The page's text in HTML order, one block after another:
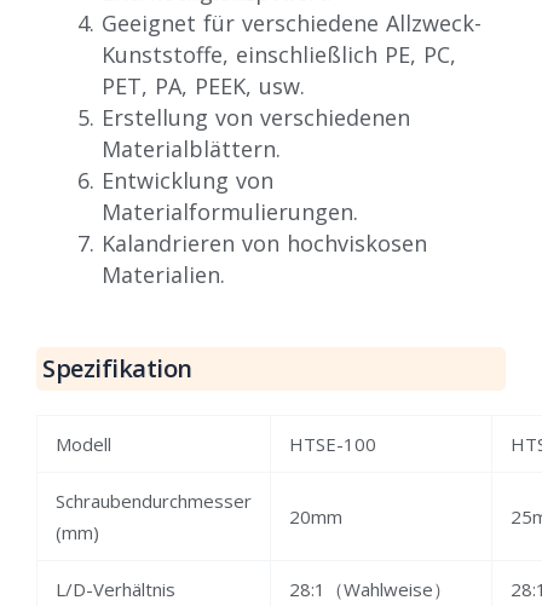
Geeignet für verschiedene Allzweck-
Kunststoffe, einschließlich PE, PC,
PET, PA, PEEK, usw.
Erstellung von verschiedenen
Materialblättern.
Entwicklung von
Materialformulierungen.
Kalandrieren von hochviskosen
Materialien.
Spezifikation
Modell HTSE-100
Schraubendurchmesser
(mm)
20mm
L/D-Verhältnis 28:1（Wahlweise）